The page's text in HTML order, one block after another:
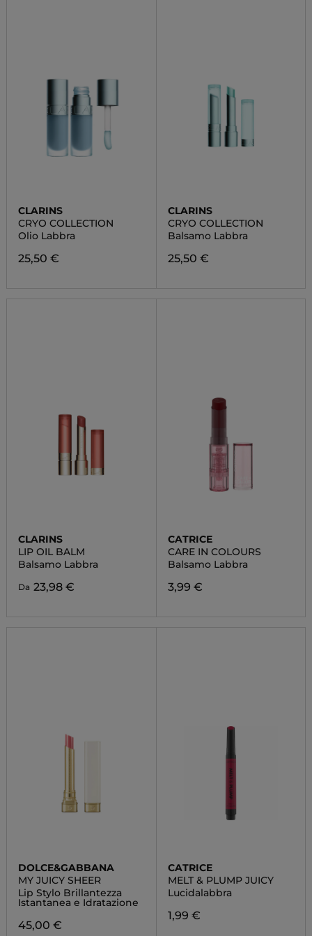
CLARINS
CRYO COLLECTION
Olio Labbra
25,50 €
CLARINS
CRYO COLLECTION
Balsamo Labbra
25,50 €
CLARINS
LIP OIL BALM
Balsamo Labbra
Da 23,98 €
CATRICE
CARE IN COLOURS
Balsamo Labbra
3,99 €
DOLCE&GABBANA
MY JUICY SHEER
Lip Stylo Brillantezza
Istantanea e Idratazione
45,00 €
CATRICE
MELT & PLUMP JUICY
Lucidalabbra
1,99 €